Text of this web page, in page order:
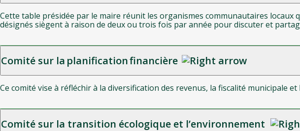
Cette table présidée par le maire réunit les organismes communautaires
désignés siègent à raison de deux ou trois fois par année pour discuter et
Comité sur la planification financière
Ce comité vise à réfléchir à la diversification des revenus, la fiscalité municipale
Comité sur la transition écologique et l’environnement